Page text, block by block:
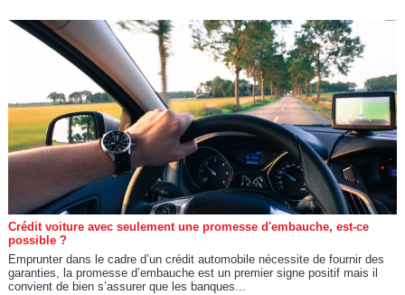
Crédit voiture avec seulement une promesse d'embauche, est-ce
possible ?
Emprunter dans le cadre d’un crédit automobile nécessite de fournir des
garanties, la promesse d’embauche est un premier signe positif mais il
convient de bien s’assurer que les banques...